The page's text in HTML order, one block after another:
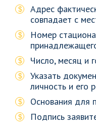
Адрес
совпадает с
Номер
Число, месяц и
Указать
личность и его
Основания для
Подпись